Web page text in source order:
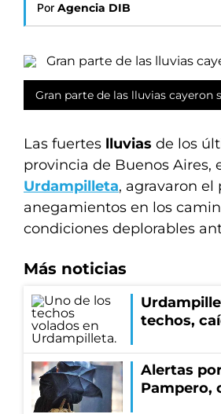
Por Agencia DIB
Gran parte de las lluvias cayeron
Las fuertes lluvias de los
provincia de Buenos Aires,
Urdampilleta, agravaron
anegamientos en los
condiciones deplorables
Más noticias
techos,
Alertas
Pampero,